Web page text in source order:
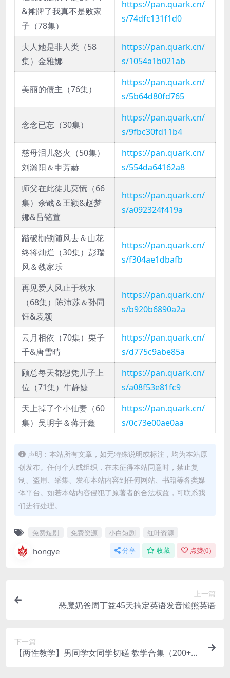
&摊牌了我真不是败家
子（78集）
https://pan.quark.cn/
s/74dfc131f1d0
夫人她是非人类（58
集）金雅娜
https://pan.quark.cn/
s/1054a1b021ab
美丽的债主（76集）
https://pan.quark.cn/
s/5b64d80fd765
念念已忘（30集）
https://pan.quark.cn/
s/9fbc30fd11b4
慈母泪儿怒火（50集）
刘瀚阳＆申芳赫
https://pan.quark.cn/
s/554da64162a8
师父在此徒儿莫慌（66
集）余戬＆王颖&赵梦
娜&吕铭萱
https://pan.quark.cn/
s/a092324f419a
踏破枷锁随风去＆山花
终将灿烂（30集）彭瑞
风＆魏家乐
https://pan.quark.cn/
s/f304ae1dbafb
再见爱人风止于秋水
（68集）陈沛苏＆孙同
钰&袁颖
https://pan.quark.cn/
s/b920b6890a2a
云月相依（70集）栗子
千&唐雪晴
https://pan.quark.cn/
s/d775c9abe85a
顾总每天都想凭儿子上
位（71集）牛静婕
https://pan.quark.cn/
s/a08f53e81fc9
天上掉了个小仙妻（60
集）吴明宇＆蒋开鑫
https://pan.quark.cn/
s/0c73e00ae0aa
声明：本站所有文章，如无特殊说明或标注，均为本站原
创发布。任何个人或组织，在未征得本站同意时，禁止复
制、盗用、采集、发布本站内容到任何网站、书籍等各类媒
体平台。如若本站内容侵犯了原著者的合法权益，可联系我
们进行处理。
免费短剧 免费资源 小白短剧 红叶资源
hongye 分享 收藏 点赞(0)
上一篇
恶魔奶爸周丁益45天搞定英语发音懒熊英语
下一篇
【两性教学】男同学女同学切磋 教学合集（200+项